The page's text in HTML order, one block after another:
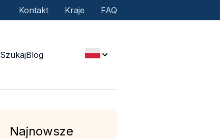
Kontakt Kraje FAQ
SzukajBlog
Najnowsze